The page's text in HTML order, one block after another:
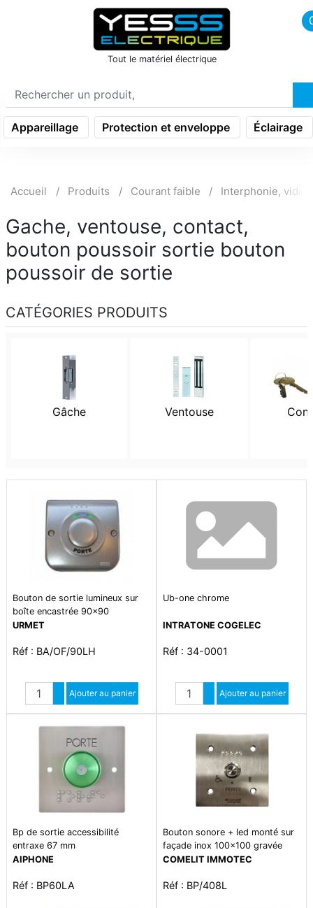
icon menu burger
Tout le matériel électrique
Appareillage Protection et enveloppe Éclairage
Accueil Produits Courant faible Interphonie,
Gache, ventouse, contact,
bouton poussoir sortie bouton
poussoir de sortie
CATÉGORIES PRODUITS
Gâche Ventouse
Bouton de sortie lumineux sur
boîte encastrée 90x90
URMET
Réf : BA/OF/90LH
Quantité
Augmenter quantité
Diminuer quantité
Ajouter au panier
Ub-one chrome
INTRATONE COGELEC
Réf : 34-0001
Quantité
Augmenter quantité
Diminuer quantité
Ajouter au panier
Bp de sortie accessibilité
entraxe 67 mm
AIPHONE
Réf : BP60LA
Bouton sonore + led monté sur
façade inox 100x100 gravée
porte braille
COMELIT IMMOTEC
Réf : BP/408L